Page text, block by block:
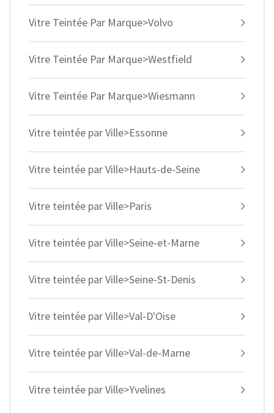
Vitre Teintée Par Marque>Volvo
Vitre Teintée Par Marque>Westfield
Vitre Teintée Par Marque>Wiesmann
Vitre teintée par Ville>Essonne
Vitre teintée par Ville>Hauts-de-Seine
Vitre teintée par Ville>Paris
Vitre teintée par Ville>Seine-et-Marne
Vitre teintée par Ville>Seine-St-Denis
Vitre teintée par Ville>Val-D'Oise
Vitre teintée par Ville>Val-de-Marne
Vitre teintée par Ville>Yvelines